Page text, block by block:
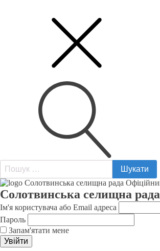
Пошук:
Солотвинська селищна рада
Ім'я користувача або Email адреса
Пароль
Запам'ятати мене
Увійти